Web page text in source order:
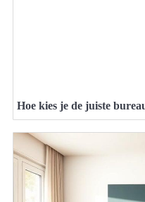
Hoe kies je de juiste